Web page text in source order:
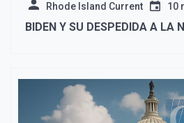
Rhode Island Current 10
BIDEN Y SU DESPEDIDA A LA